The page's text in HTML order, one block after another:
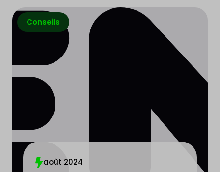
Conseils
août 2024